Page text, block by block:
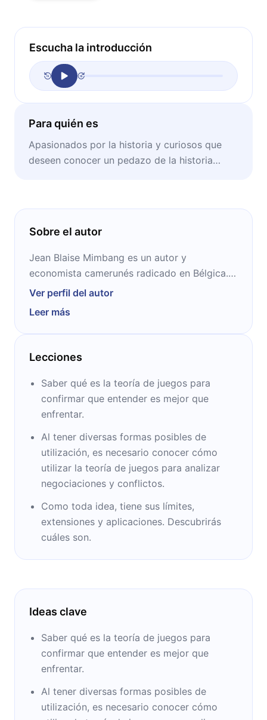
Escucha la introducción
Para quién es
Apasionados por la historia y curiosos que
deseen conocer un pedazo de la historia
Sobre el autor
Jean Blaise Mimbang es un autor y
economista camerunés radicado en Bélgica.
Se formó en la Universidad Católica de
económicos, crecimiento y globalización.
Actualmente trabaja para el banco ING como
experto en políticas y procesos de riesgo
Ver perfil del autor
Leer más
Lecciones
Saber qué es la teoría de juegos para
confirmar que entender es mejor que
enfrentar.
Al tener diversas formas posibles de
utilización, es necesario conocer cómo
utilizar la teoría de juegos para analizar
negociaciones y conflictos.
Como toda idea, tiene sus límites,
extensiones y aplicaciones. Descubrirás
cuáles son.
Ideas clave
Saber qué es la teoría de juegos para
confirmar que entender es mejor que
enfrentar.
Al tener diversas formas posibles de
utilización, es necesario conocer cómo